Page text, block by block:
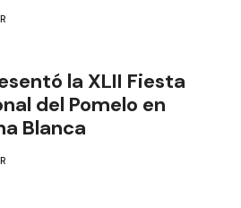
la XLII Fiesta
del Pomelo en
Blanca